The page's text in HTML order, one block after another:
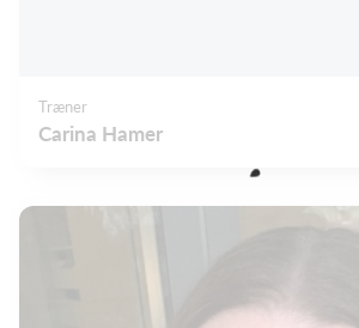
Træner
Carina Hamer